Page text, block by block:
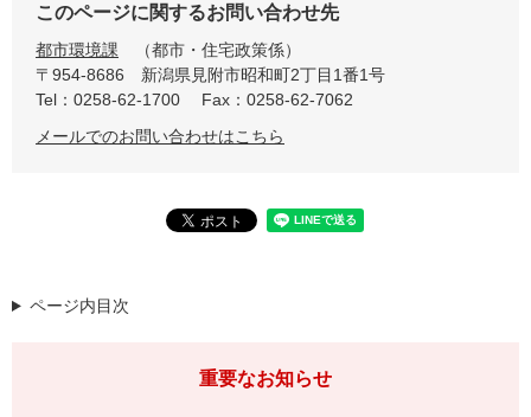
このページに関するお問い合わせ先
都市環境課
都市・住宅政策係
〒954-8686
新潟県見附市昭和町2丁目1番1号
Tel：0258-62-1700
Fax：0258-62-7062
メールでのお問い合わせはこちら
ページ内目次
重要なお知らせ